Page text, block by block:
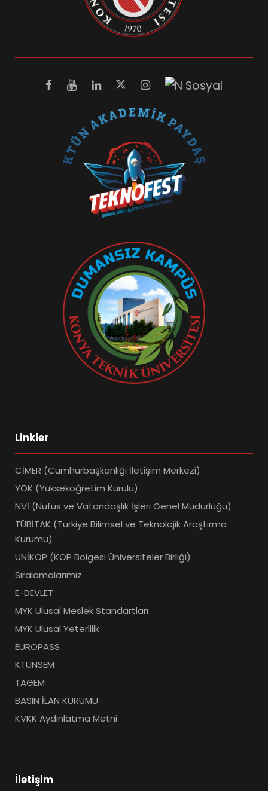
Linkler
CİMER (Cumhurbaşkanlığı İletişim Merkezi)
YÖK (Yükseköğretim Kurulu)
NVİ (Nüfus ve Vatandaşlık İşleri Genel Müdürlüğü)
TÜBİTAK (Türkiye Bilimsel ve Teknolojik Araştırma
Kurumu)
UNİKOP (KOP Bölgesi Üniversiteler Birliği)
Sıralamalarımız
E-DEVLET
MYK Ulusal Meslek Standartları
MYK Ulusal Yeterlilik
EUROPASS
KTÜNSEM
TAGEM
BASIN İLAN KURUMU
KVKK Aydınlatma Metni
İletişim